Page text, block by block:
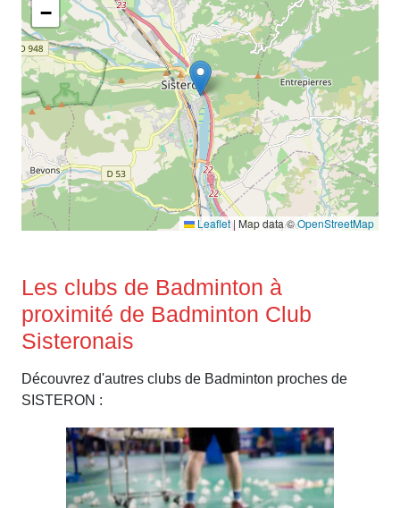
−
Leaflet | Map data ©OpenStreetMap
Les clubs de Badminton à
proximité de Badminton Club
Sisteronais
Découvrez d'autres clubs de Badminton proches de
SISTERON :